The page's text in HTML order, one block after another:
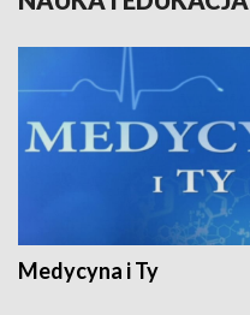
Medycyna i Ty